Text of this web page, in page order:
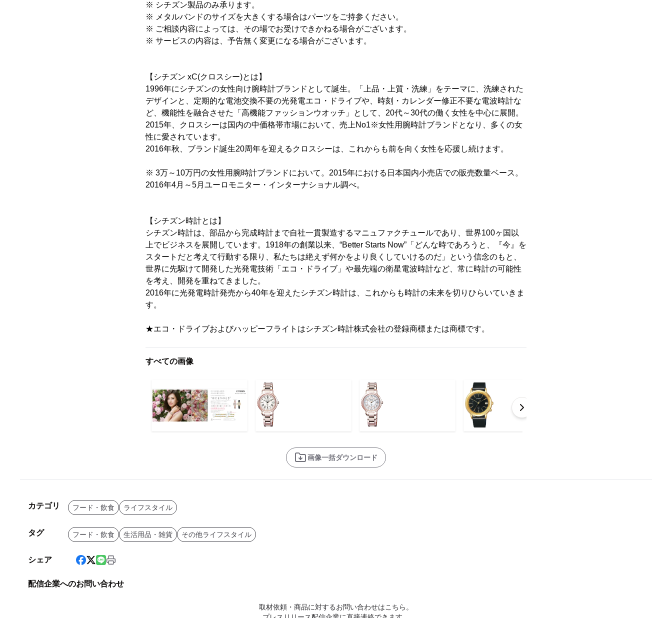
※ シチズン製品のみ承ります。
※ メタルバンドのサイズを大きくする場合はパーツをご持参ください。
※ ご相談内容によっては、その場でお受けできかねる場合がございます。
※ サービスの内容は、予告無く変更になる場合がございます。
【シチズン xC(クロスシー)とは】
1996年にシチズンの女性向け腕時計ブランドとして誕生。「上品・上質・洗練」をテーマに、洗練された
デザインと、定期的な電池交換不要の光発電エコ・ドライブや、時刻・カレンダー修正不要な電波時計な
ど、機能性を融合させた「高機能ファッションウオッチ」として、20代～30代の働く女性を中心に展開。
2015年、クロスシーは国内の中価格帯市場において、売上No1※女性用腕時計ブランドとなり、多くの女
性に愛されています。
2016年秋、ブランド誕生20周年を迎えるクロスシーは、これからも前を向く女性を応援し続けます。
※ 3万～10万円の女性用腕時計ブランドにおいて。2015年における日本国内小売店での販売数量ベース。
2016年4月～5月ユーロモニター・インターナショナル調べ。
【シチズン時計とは】
シチズン時計は、部品から完成時計まで自社一貫製造するマニュファクチュールであり、世界100ヶ国以
上でビジネスを展開しています。1918年の創業以来、“Better Starts Now”「どんな時であろうと、『今』を
スタートだと考えて行動する限り、私たちは絶えず何かをより良くしていけるのだ」という信念のもと、
世界に先駆けて開発した光発電技術「エコ・ドライブ」や最先端の衛星電波時計など、常に時計の可能性
を考え、開発を重ねてきました。
2016年に光発電時計発売から40年を迎えたシチズン時計は、これからも時計の未来を切りひらいていきま
す。
★エコ・ドライブおよびハッピーフライトはシチズン時計株式会社の登録商標または商標です。
すべての画像
画像一括ダウンロード
カテゴリ フード・飲食 ライフスタイル
タグ フード・飲食 生活用品・雑貨 その他ライフスタイル
シェア
配信企業へのお問い合わせ
取材依頼・商品に対するお問い合わせはこちら。